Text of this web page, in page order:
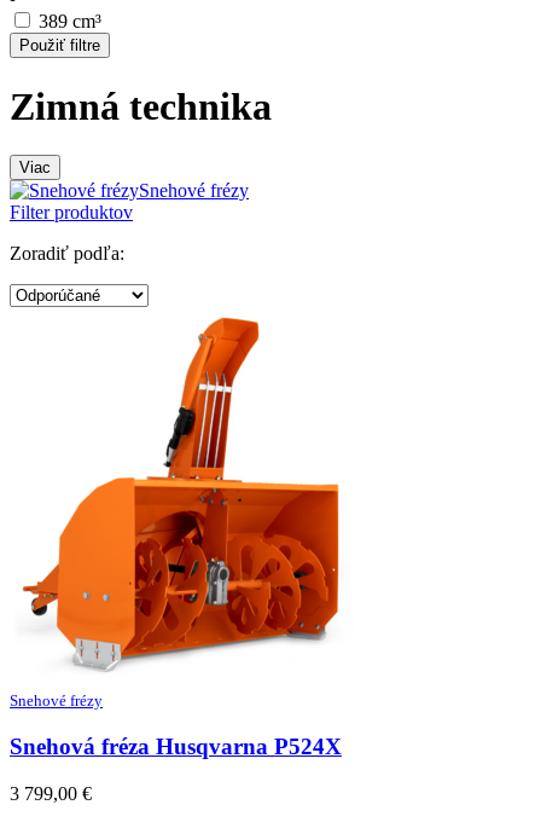
389 cm³
Použiť filtre
Zimná technika
Viac
Snehové frézy
Filter produktov
Zoradiť podľa:
Snehové frézy
Snehová fréza Husqvarna P524X
3 799,00 €